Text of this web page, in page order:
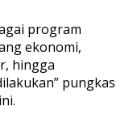
program
ekonomi,
hingga
pungkas